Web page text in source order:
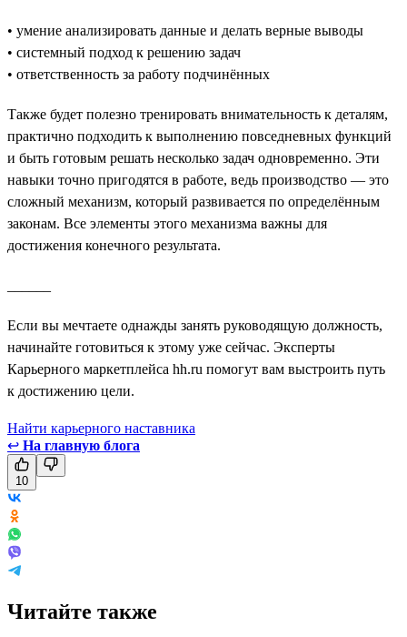
• умение анализировать данные и делать верные выводы
• системный подход к решению задач
• ответственность за работу подчинённых
Также будет полезно тренировать внимательность к деталям,
практично подходить к выполнению повседневных функций
и быть готовым решать несколько задач одновременно. Эти
навыки точно пригодятся в работе, ведь производство — это
сложный механизм, который развивается по определённым
законам. Все элементы этого механизма важны для
достижения конечного результата.
Если вы мечтаете однажды занять руководящую должность,
начинайте готовиться к этому уже сейчас. Эксперты
Карьерного маркетплейса hh.ru помогут вам выстроить путь
к достижению цели.
Найти карьерного наставника
↩ На главную блога
10
Читайте также